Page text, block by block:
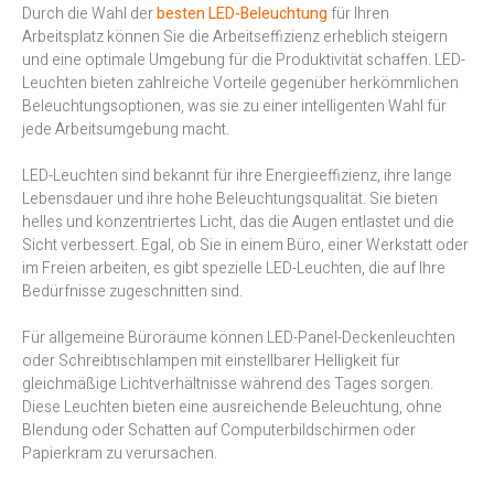
Durch die Wahl derbesten LED-Beleuchtung für Ihren
Arbeitsplatz können Sie die Arbeitseffizienz erheblich steigern
und eine optimale Umgebung für die Produktivität schaffen. LED-
Leuchten bieten zahlreiche Vorteile gegenüber herkömmlichen
Beleuchtungsoptionen, was sie zu einer intelligenten Wahl für
jede Arbeitsumgebung macht.
LED-Leuchten sind bekannt für ihre Energieeffizienz, ihre lange
Lebensdauer und ihre hohe Beleuchtungsqualität. Sie bieten
helles und konzentriertes Licht, das die Augen entlastet und die
Sicht verbessert. Egal, ob Sie in einem Büro, einer Werkstatt oder
im Freien arbeiten, es gibt spezielle LED-Leuchten, die auf Ihre
Bedürfnisse zugeschnitten sind.
Für allgemeine Büroräume können LED-Panel-Deckenleuchten
oder Schreibtischlampen mit einstellbarer Helligkeit für
gleichmäßige Lichtverhältnisse während des Tages sorgen.
Diese Leuchten bieten eine ausreichende Beleuchtung, ohne
Blendung oder Schatten auf Computerbildschirmen oder
Papierkram zu verursachen.